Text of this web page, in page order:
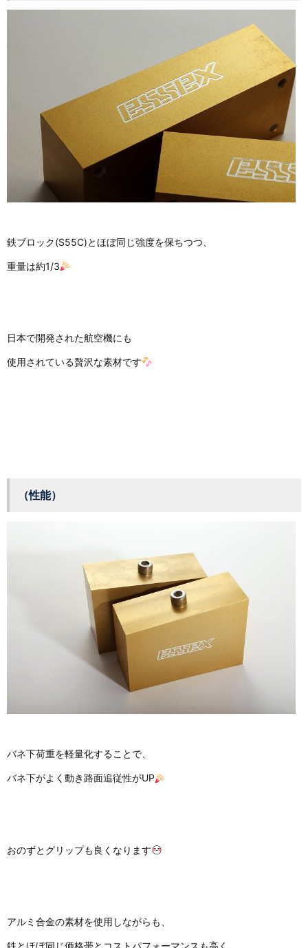
鉄ブロック(S55C)とほぼ同じ強度を保ちつつ、
重量は約1/3
日本で開発された航空機にも
使用されている贅沢な素材です
（性能）
バネ下荷重を軽量化することで、
バネ下がよく動き路面追従性がUP
おのずとグリップも良くなります
アルミ合金の素材を使用しながらも、
鉄とほぼ同じ価格帯とコストパフォーマンスも高く、